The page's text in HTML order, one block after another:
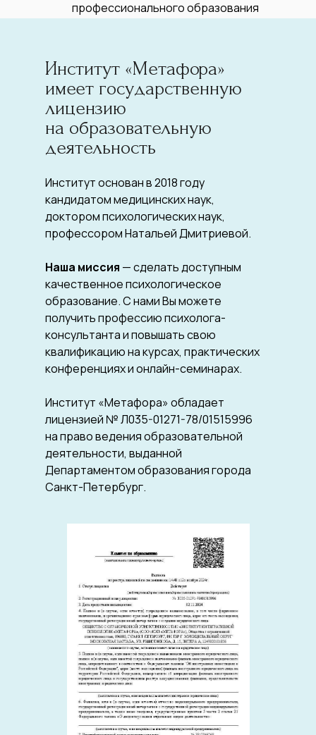
профессионального образования
Институт «Метафора»
имеет государственную
лицензию
на образовательную
деятельность
Институт основан в 2018 году
кандидатом медицинских наук,
доктором психологических наук,
профессором Натальей Дмитриевой.
Наша миссия — сделать доступным
качественное психологическое
образование. С нами Вы можете
получить профессию психолога-
консультанта и повышать свою
квалификацию на курсах, практических
конференциях и онлайн-семинарах.
Институт «Метафора» обладает
лицензией № Л035-01271-78/01515996
на право ведения образовательной
деятельности, выданной
Департаментом образования города
Санкт-Петербург.